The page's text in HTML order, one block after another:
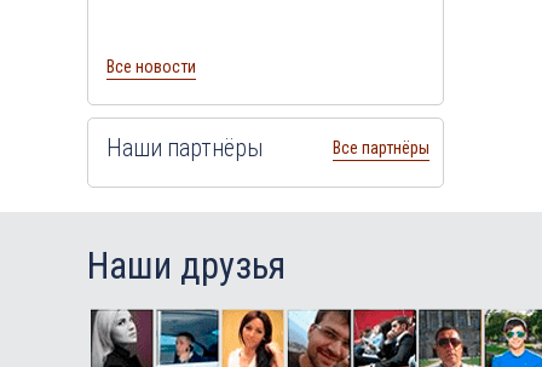
Все новости
Наши партнёры Все партнёры
Наши друзья